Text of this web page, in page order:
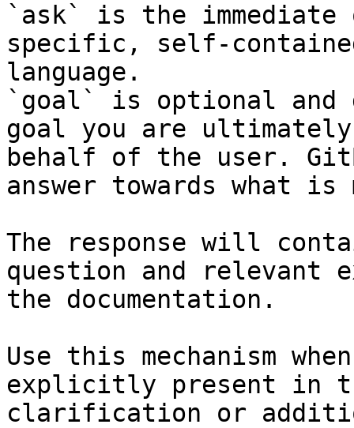
`ask` is the
specific, self-
language.
`goal` is optional and
goal you are
behalf of the user.
answer towards what
The response will
question and relevant
the documentation.
Use this mechanism
explicitly present in
clarification or